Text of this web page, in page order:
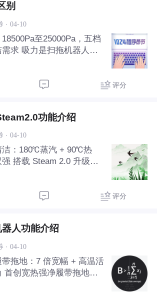
别
· 04-10
至25000Pa，五档
求 吸力是扫拖机器人处
款机型的吸力形成清晰的三
评分
功能介绍
· 04-10
洁：180℃蒸汽 + 90℃热
搭载 Steam 2.0 升级系
4000mg/min、压强 5000P
评分
人功能介绍
· 04-10
拖地：7 倍宽幅 + 高温活
首创宽热强净履带拖地系